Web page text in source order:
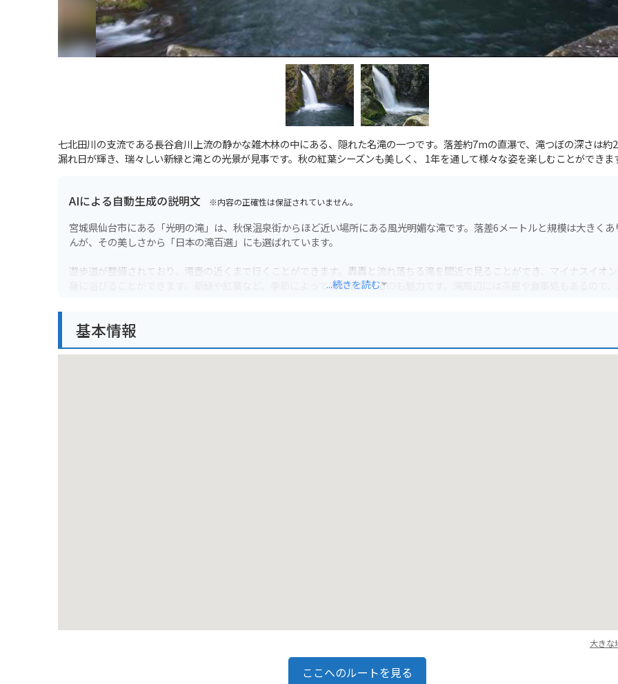
七北田川の支流である長谷倉川上流の静かな雑木林の中にある、隠れた名滝の一つです。落差約7mの直瀑で、滝つぼの深さは約
漏れ日が輝き、瑞々しい新緑と滝との光景が見事です。秋の紅葉シーズンも美しく、 1年を通して様々な姿を楽しむことができま
AIによる自動生成の説明文 ※内容の正確性は保証されていません。
宮城県仙台市にある「光明の滝」は、秋保温泉街からほど近い場所にある風光明媚な滝です。落差6メートルと規模は大きくあ
んが、その美しさから「日本の滝百選」にも選ばれています。
遊歩道が整備されており、滝壺の近くまで行くことができます。轟轟と流れ落ちる滝を間近で見ることができ、マイナスイオ
身に浴びることができます。新緑や紅葉など、季節によって表情を変えるのも魅力です。滝周辺には茶屋や食事処もあるので、
車で行く場合は、近くに無料駐車場があります。バイクの場合も駐車場に停めることができます。滝までの道は比較的走りやす
...続きを読む
基本情報
大きな
ここへのルートを見る